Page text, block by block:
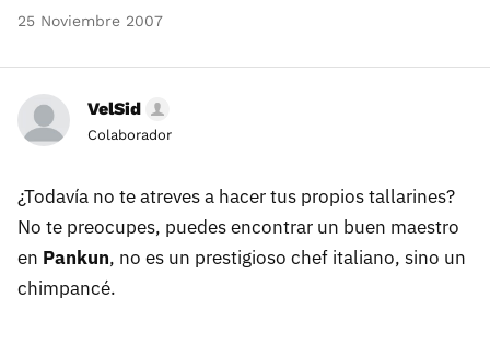
25 Noviembre 2007
VelSid
Colaborador
¿Todavía no te atreves a hacer tus propios tallarines?
No te preocupes, puedes encontrar un buen maestro
en Pankun, no es un prestigioso chef italiano, sino un
chimpancé.